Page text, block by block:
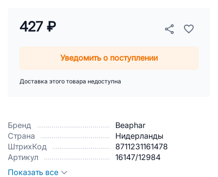
Бренд
Beaphar
Страна
Нидерланды
ШтрихКод
8711231161478
Артикул
16147/12984
Показать все
427 ₽
Уведомить о поступлении
Доставка этого товара недоступна